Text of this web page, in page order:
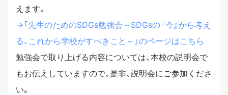
えます。
→「先生のためのSDGs勉強会～SDGsの『今』から考え
る、これから学校がすべきこと～」のページはこちら
勉強会で取り上げる内容については、本校の説明会で
もお伝えしていますので、是非、説明会にご参加くださ
い。